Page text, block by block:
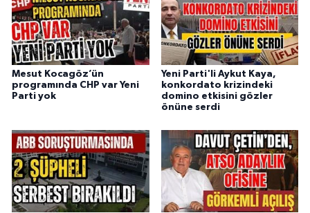
Mesut Kocagöz’ün
programında CHP var Yeni
Parti yok
Yeni Parti'li Aykut Kaya,
konkordato krizindeki
domino etkisini gözler
önüne serdi